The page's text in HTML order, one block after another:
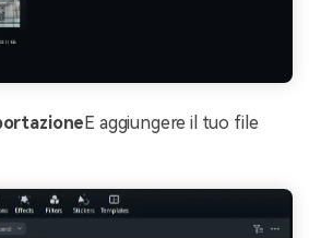
E aggiungere il tuo file